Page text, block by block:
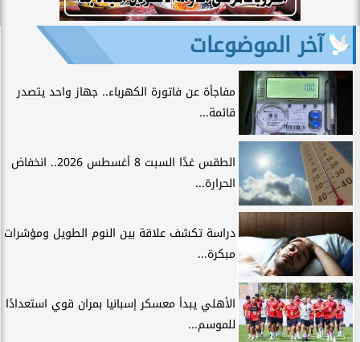
آخر الموضوعات
مفاجأة عن فاتورة الكهرباء.. جهاز واحد يتصدر
قائمة...
الطقس غدًا السبت 8 أغسطس 2026.. انخفاض
الحرارة...
دراسة تكشف علاقة بين النوم الطويل ومؤشرات
مبكرة...
الأهلي يبدأ معسكر إسبانيا بمران قوي استعدادًا
للموسم...